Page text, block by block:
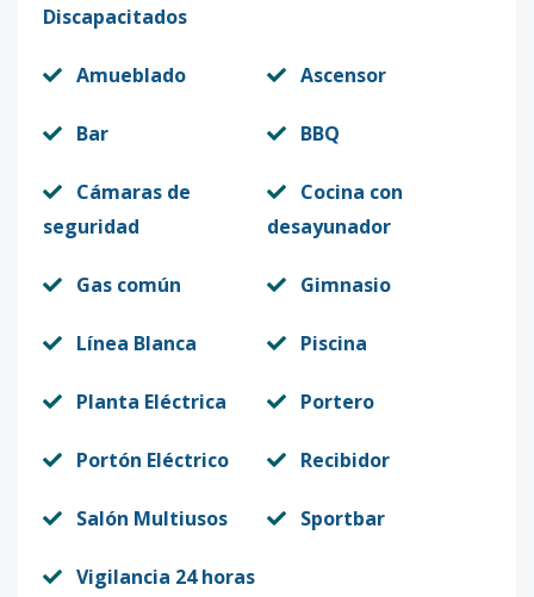
Discapacitados
Amueblado Ascensor
Bar BBQ
Cámaras de
seguridad
Cocina con
desayunador
Gas común Gimnasio
Línea Blanca Piscina
Planta Eléctrica Portero
Portón Eléctrico Recibidor
Salón Multiusos Sportbar
Vigilancia 24 horas